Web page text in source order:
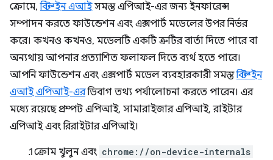
ক্রোমে,বিল্ট-ইন এআইসমস্ত এপিআই-এর জন্য ইনফারেন্স
সম্পাদন করতে ফাউন্ডেশন এবং এক্সপার্ট মডেলের উপর নির্ভর
করে। কখনও কখনও, মডেলটি একটি ত্রুটির বার্তা দিতে পারে বা
অন্যথায় আপনার প্রত্যাশিত ফলাফল দিতে ব্যর্থ হতে পারে।
আপনি ফাউন্ডেশন এবং এক্সপার্ট মডেল ব্যবহারকারী সমস্তবিল্ট-ইন
এআই এপিআই-এরডিবাগ তথ্য পর্যালোচনা করতে পারেন। এর
মধ্যে রয়েছে প্রম্পট এপিআই, সামারাইজার এপিআই, রাইটার
এপিআই এবং রিরাইটার এপিআই।
ক্রোম খুলুন এবং chrome://on-device-internals